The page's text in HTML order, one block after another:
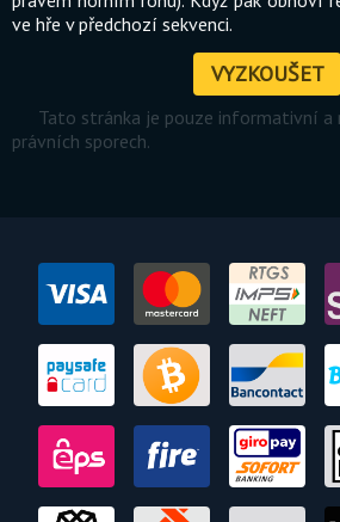
ve hře v předchozí sekvenci.
VYZKOUŠET
Tato stránka je pouze informativní
právních sporech.